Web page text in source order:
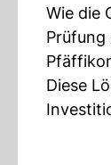
Wie die
Prüfung
Diese